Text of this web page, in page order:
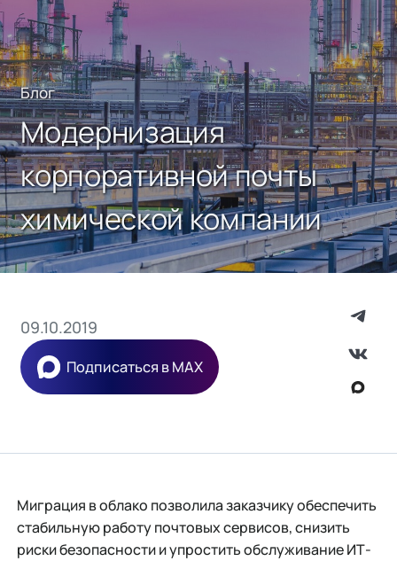
Блог
Модернизация
корпоративной почты
химической компании
09.10.2019
Подписаться в MAX
Миграция в облако позволила заказчику обеспечить
стабильную работу почтовых сервисов, снизить
риски безопасности и упростить обслуживание ИТ-